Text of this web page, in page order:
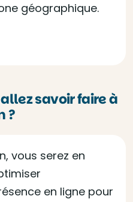
géographique.
savoir faire à
?
vous serez en
en ligne pour